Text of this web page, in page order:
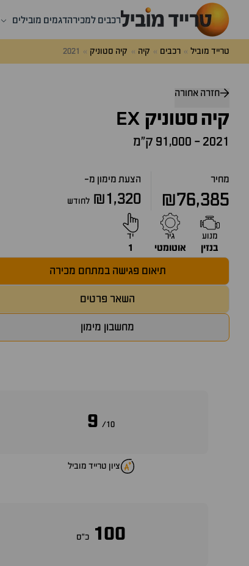
רכבים למכירהדגמים מובילים
טרייד מוביל רכבים קיה קיה סטוניק 2021
שאלות
ותשובות
חזרה אחורה
קיה סטוניק EX
2021
- 91,000 ק״מ
מחיר
₪76,385
הצעת מימון מ-
₪1,320 לחודש
מנוע
בנזין
גיר
אוטומטי
יד
1
תיאום פגישה במתחם מכירה
השאר פרטים
מחשבון מימון
10/
9
ציון טרייד מוביל
100 כ״ס